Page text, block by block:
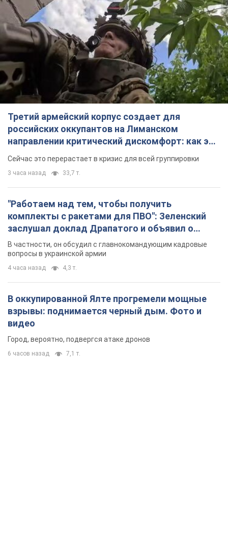
Третий армейский корпус создает для
российских оккупантов на Лиманском
направлении критический дискомфорт: как это
удалось
Сейчас это перерастает в кризис для всей группировки
3 часа назад 33,7 т.
"Работаем над тем, чтобы получить
комплекты с ракетами для ПВО": Зеленский
заслушал доклад Драпатого и объявил о
новых мерах
В частности, он обсудил с главнокомандующим кадровые
вопросы в украинской армии
4 часа назад 4,3 т.
В оккупированной Ялте прогремели мощные
взрывы: поднимается черный дым. Фото и
видео
Город, вероятно, подвергся атаке дронов
6 часов назад 7,1 т.